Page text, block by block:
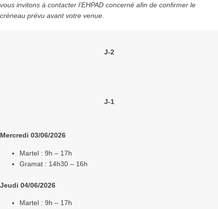
vous invitons à contacter l’EHPAD concerné afin de confirmer le
créneau prévu avant votre venue.
J-2
J-1
Mercredi 03/06/2026
Martel : 9h – 17h
Gramat : 14h30 – 16h
Jeudi 04/06/2026
Martel : 9h – 17h